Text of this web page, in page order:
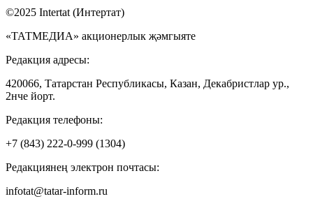
©2025 Intertat (Интертат)
«ТАТМЕДИА» акционерлык җәмгыяте
Редакция адресы:
420066, Татарстан Республикасы, Казан, Декабристлар ур.,
2нче йорт.
Редакция телефоны:
+7 (843) 222-0-999 (1304)
Редакциянең электрон почтасы:
infotat@tatar-inform.ru